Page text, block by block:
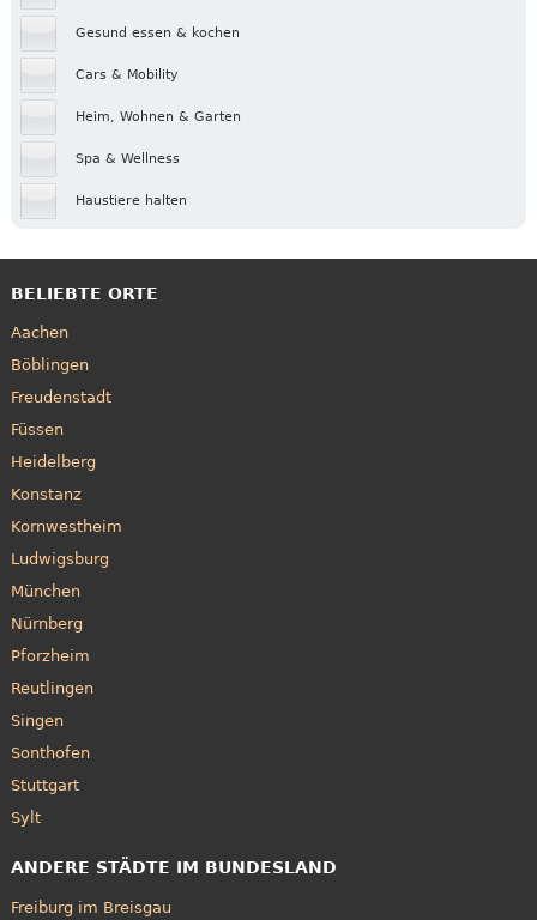
Gesund essen & kochen
Cars & Mobility
Heim, Wohnen & Garten
Spa & Wellness
Haustiere halten
BELIEBTE ORTE
Aachen
Böblingen
Freudenstadt
Füssen
Heidelberg
Konstanz
Kornwestheim
Ludwigsburg
München
Nürnberg
Pforzheim
Reutlingen
Singen
Sonthofen
Stuttgart
Sylt
ANDERE STÄDTE IM BUNDESLAND
Freiburg im Breisgau